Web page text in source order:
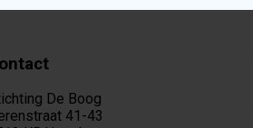
De Boog
41-43